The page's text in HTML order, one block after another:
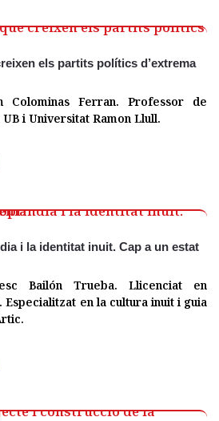
els partits polítics d’extrema
Colominas Ferran. Professor de
i Universitat Ramon Llull.
i la identitat inuit. Cap a un estat
Bailón Trueba. Llicenciat en
en la cultura inuit i guia